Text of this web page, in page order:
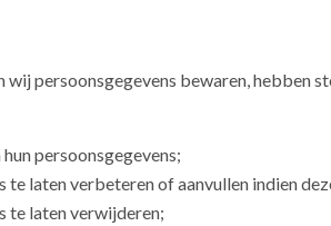
wij persoonsgegevens bewaren, hebben
persoonsgegevens;
te laten verbeteren of aanvullen indien
te laten verwijderen;